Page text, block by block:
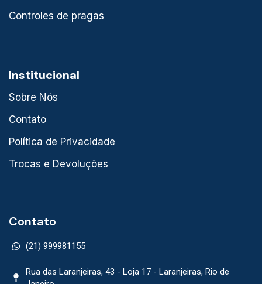
Controles de pragas
Institucional
Sobre Nós
Contato
Política de Privacidade
Trocas e Devoluções
Contato
(21) 999981155
Rua das Laranjeiras, 43 - Loja 17 - Laranjeiras, Rio de